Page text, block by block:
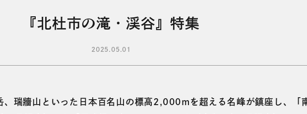
『北杜市の滝・渓谷』特集
2025.05.01
、瑞牆山といった日本百名山の標高2,000mを超える名峰が鎮座し、「